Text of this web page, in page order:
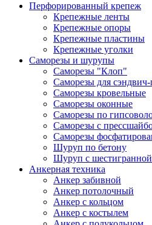
Перфорированный крепеж
Крепежные ленты
Крепежные опоры
Крепежные пластины
Крепежные уголки
Саморезы и шурупы
Саморезы "Клоп"
Саморезы для сэндвич-
Саморезы кровельные
Саморезы оконные
Саморезы по
Саморезы с
Саморезы
Шуруп по бетону
Шуруп с
Анкерная техника
Анкер забивной
Анкер потолочный
Анкер с кольцом
Анкер с костылем